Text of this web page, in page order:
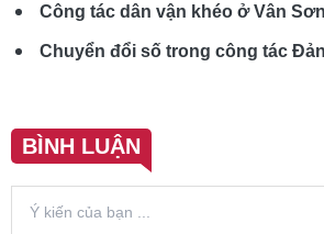
Công tác dân vận khéo ở Vân Sơn
Chuyển đổi số trong công tác
BÌNH LUẬN